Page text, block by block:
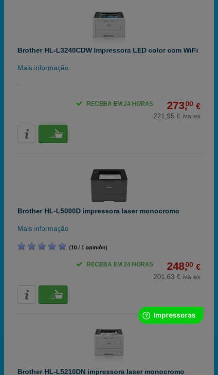
Brother HL-L3240CDW Impressora LED color com WiFi
Mais informação
273,00 €
221,95 € iva ex
RECEBA EM 24 HORAS
Brother HL-L5000D impressora laser monocromo
Mais informação
(10 / 1 opinión)
248,00 €
201,63 € iva ex
RECEBA EM 24 HORAS
Brother HL-L5210DN impressora laser monocromo